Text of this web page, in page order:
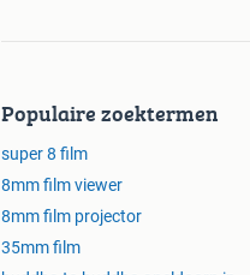
Populaire zoektermen
super 8 film
8mm film viewer
8mm film projector
35mm film